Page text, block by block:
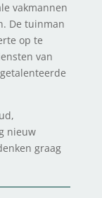
vakmannen
De tuinman
op te
van
nieuw
graag